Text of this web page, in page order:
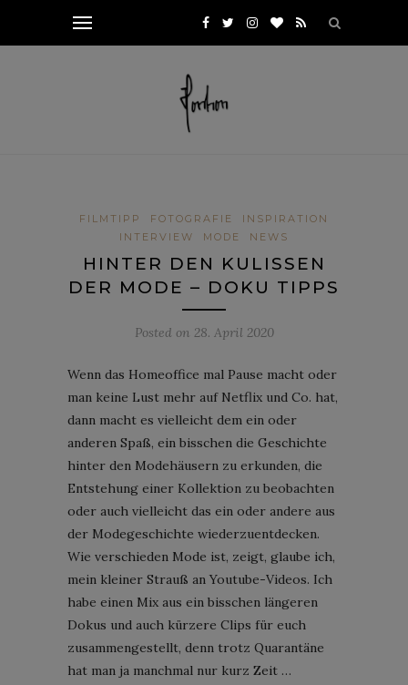
FILMTIPP FOTOGRAFIE
INSPIRATION
INTERVIEW
MODE NEWS
HINTER DEN KULISSEN
DER MODE – DOKU TIPPS
Posted on 28. April 2020
Wenn das Homeoffice mal Pause macht oder
man keine Lust mehr auf Netflix und Co. hat,
dann macht es vielleicht dem ein oder
anderen Spaß, ein bisschen die Geschichte
hinter den Modehäusern zu erkunden, die
Entstehung einer Kollektion zu beobachten
oder auch vielleicht das ein oder andere aus
der Modegeschichte wiederzuentdecken.
Wie verschieden Mode ist, zeigt, glaube ich,
mein kleiner Strauß an Youtube-Videos. Ich
habe einen Mix aus ein bisschen längeren
Dokus und auch kürzere Clips für euch
zusammengestellt, denn trotz Quarantäne
hat man ja manchmal nur kurz Zeit …